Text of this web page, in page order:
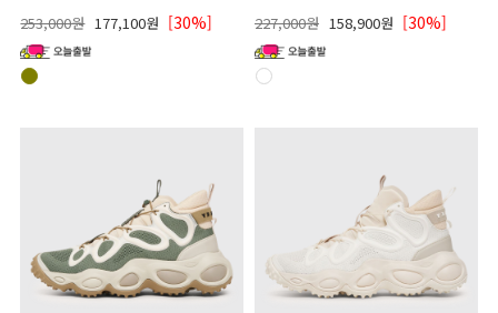
253,000원 177,100원 [30%] 227,000원 158,900원 [30%]